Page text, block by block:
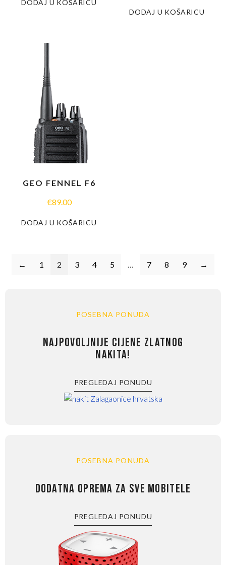
DODAJ U KOŠARICU
DODAJ U KOŠARICU
GEO FENNEL F6
€89.00
DODAJ U KOŠARICU
← 1 2 3 4 5 7 8 9 →
POSEBNA PONUDA
NAJPOVOLJNIJE CIJENE ZLATNOG
NAKITA!
PREGLEDAJ PONUDU
POSEBNA PONUDA
DODATNA OPREMA ZA SVE MOBITELE
PREGLEDAJ PONUDU